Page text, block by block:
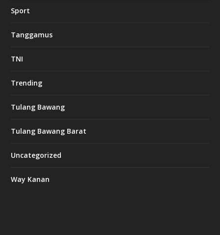
Sport
Tanggamus
TNI
Trending
Tulang Bawang
Tulang Bawang Barat
Uncategorized
Way Kanan